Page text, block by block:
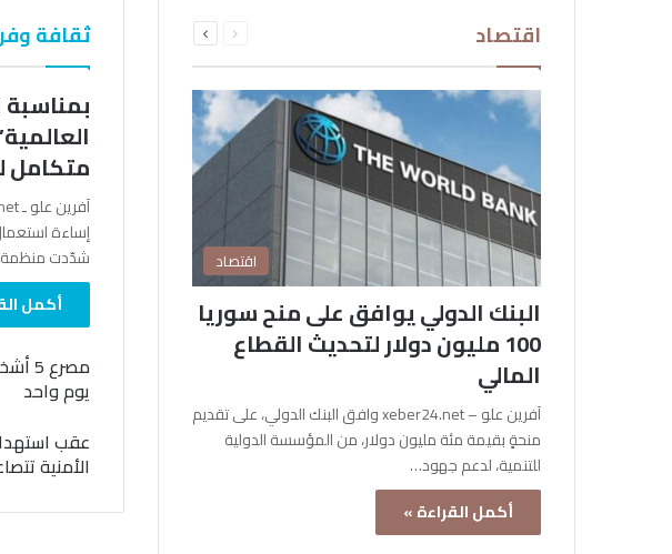
اقتصاد الصفحةالصفحة
اقتصاد
البنك الدولي يوافق على منح سوريا
100 مليون دولار لتحديث القطاع
المالي
آفرين علو – xeber24.net وافق البنك الدولي، على تقديم
منحةٍ بقيمة مئة مليون دولار، من المؤسسة الدولية
للتنمية، لدعم جهود…
أكمل القراءة »
ثقافة
بمناسبة
متكامل
إساءة
شدّدت منظمة
أكمل
يوم واحد
عقب
الأمنية